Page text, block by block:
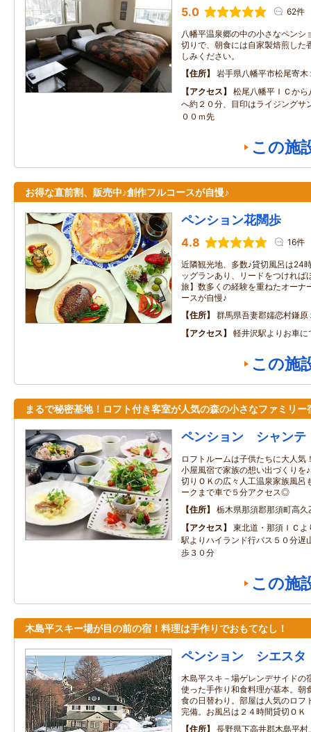
5.0 62件
八幡平温泉郷の中の小さなペンシ
切りで、朝食には自家製焙煎した
しみください。
住所
岩手県八幡平市松尾寄
アクセス
松尾八幡平ＩＣか
へ約２０分、目印はライジングサ
００ｍ先
この施
お得な直前割、販売中♪創作フルコースが自慢♪
ペンション花闊歩
4.8 16件
近隣観光地、多数♪貸切風呂は24
ッグランあり、リードをつければ
旅】数多くの経験を重ねたオーナ
ースが自慢♪
住所
群馬県吾妻郡嬬恋村鎌原
アクセス
軽井沢駅よりお車
この施
まるで秘密基地！ロフト付き客室が人気の森の小さなファミリー
ペンション シャンテ
ロフトルームは子供たちに大人気
小屋風宿で家族の想い出づくりを
切りＯＫの広々人工温泉家族風呂
ークまで車で５分アクセス◎
住所
栃木県那須郡那須町高
アクセス
東北道・那須ＩＣ
駅よりハイランド行バス５０分遅
歩３０分
この施
木島平スキー場が目の前の宿！料理は手作りでおもてなし！
ペンション シエスタ
木島平スキ－場ゲレンデサイドの
使った手作り和食料理が基本。朝
食の日替わり。部屋は人気のロフ
完備。お風呂は２４時間貸切ＯＫ
住所
長野県下高井郡木島平